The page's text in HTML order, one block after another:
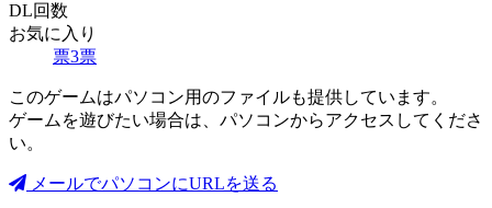
DL回数
お気に入り
票3票
このゲームはパソコン用のファイルも提供しています。
ゲームを遊びたい場合は、パソコンからアクセスしてくださ
い。
メールでパソコンにURLを送る